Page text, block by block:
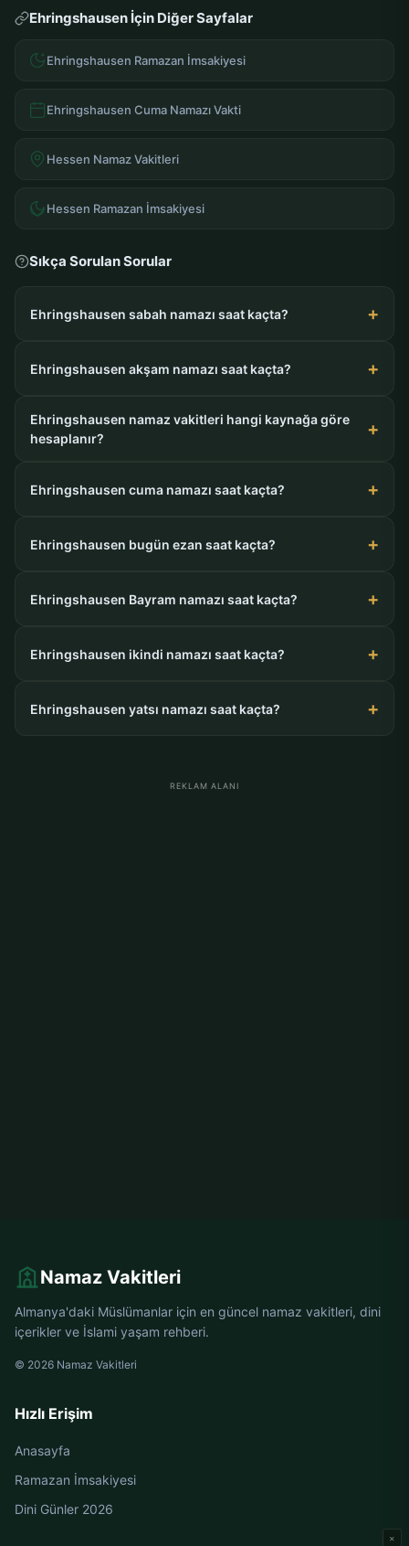
Ehringshausen İçin Diğer Sayfalar
Ehringshausen Ramazan İmsakiyesi
Ehringshausen Cuma Namazı Vakti
Hessen Namaz Vakitleri
Hessen Ramazan İmsakiyesi
Sıkça Sorulan Sorular
Ehringshausen sabah namazı saat kaçta?
Ehringshausen akşam namazı saat kaçta?
Ehringshausen namaz vakitleri hangi kaynağa göre
hesaplanır?
Ehringshausen cuma namazı saat kaçta?
Ehringshausen bugün ezan saat kaçta?
Ehringshausen Bayram namazı saat kaçta?
Ehringshausen ikindi namazı saat kaçta?
Ehringshausen yatsı namazı saat kaçta?
REKLAM ALANI
×
Namaz Vakitleri
Almanya'daki Müslümanlar için en güncel namaz vakitleri, dini
içerikler ve İslami yaşam rehberi.
© 2026 Namaz Vakitleri
Hızlı Erişim
Anasayfa
Ramazan İmsakiyesi
Dini Günler 2026